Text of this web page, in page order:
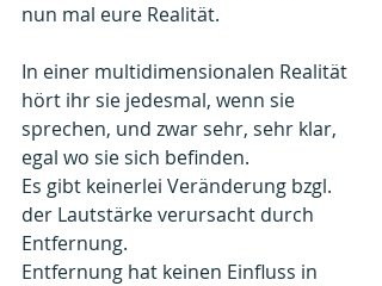
nun mal eure Realität.
In einer multidimensionalen Realität
hört ihr sie jedesmal, wenn sie
sprechen, und zwar sehr, sehr klar,
egal wo sie sich befinden.
Es gibt keinerlei Veränderung bzgl.
der Lautstärke verursacht durch
Entfernung.
Entfernung hat keinen Einfluss in